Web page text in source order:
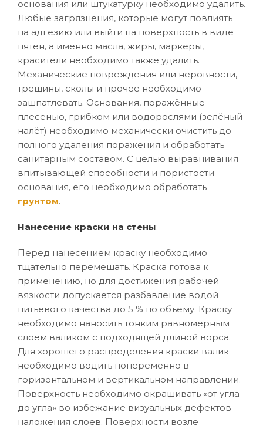
основания или штукатурку необходимо удалить.
Любые загрязнения, которые могут повлиять
на адгезию или выйти на поверхность в виде
пятен, а именно масла, жиры, маркеры,
красители необходимо также удалить.
Механические повреждения или неровности,
трещины, сколы и прочее необходимо
зашпатлевать. Основания, поражённые
плесенью, грибком или водорослями (зелёный
налёт) необходимо механически очистить до
полного удаления поражения и обработать
санитарным составом. С целью выравнивания
впитывающей способности и пористости
основания, его необходимо обработать
грунтом.
Нанесение краски на стены:
Перед нанесением краску необходимо
тщательно перемешать. Краска готова к
применению, но для достижения рабочей
вязкости допускается разбавление водой
питьевого качества до 5 % по объёму. Краску
необходимо наносить тонким равномерным
слоем валиком с подходящей длиной ворса.
Для хорошего распределения краски валик
необходимо водить попеременно в
горизонтальном и вертикальном направлении.
Поверхность необходимо окрашивать «от угла
до угла» во избежание визуальных дефектов
наложения слоев. Поверхности возле